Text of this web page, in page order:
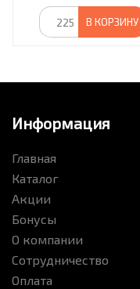
В КОРЗИНУ
Информация
Главная
Каталог
Акции
Бонусы
О компании
Сотрудничество
Оплата